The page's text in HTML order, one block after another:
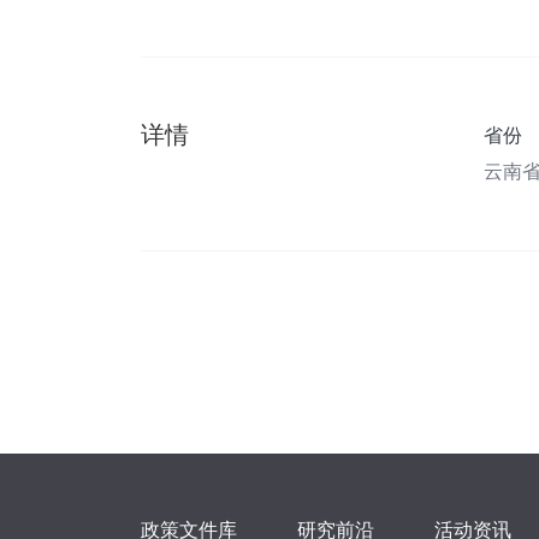
详情
省份
云南
政策文件库 研究前沿 活动资讯